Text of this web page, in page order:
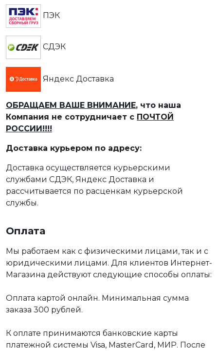
ПЭК
СДЭК
Яндекс Доставка
ОБРАЩАЕМ ВАШЕ ВНИМАНИЕ, что наша
Компания не сотрудничает с ПОЧТОЙ
РОССИИ!!!!
Доставка курьером по адресу:
Доставка осуществляется курьерскими
службами СДЭК, Яндекс Доставка и
рассчитывается по расценкам курьерской
службы.
Оплата
Мы работаем как с физическими лицами, так и с
юридическими лицами. Для клиентов Интернет-
Магазина действуют следующие способы оплаты:
Оплата картой онлайн. Минимальная сумма
заказа 300 рублей.
К оплате принимаются банковские карты
платежной системы Visa, MasterCard, МИР. После